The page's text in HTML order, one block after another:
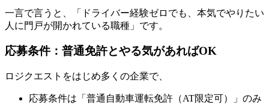
一言で言うと、「ドライバー経験ゼロでも、本気でやりたい
人に門戸が開かれている職種」です。
応募条件：普通免許とやる気があればOK
ロジクエストをはじめ多くの企業で、
応募条件は「普通自動車運転免許（AT限定可）」のみ